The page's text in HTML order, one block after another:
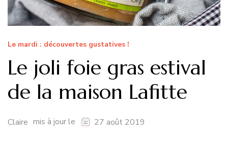
Le mardi : découvertes gustatives !
Le joli foie gras estival
de la maison Lafitte
Claire mis à jour le 27 août 2019